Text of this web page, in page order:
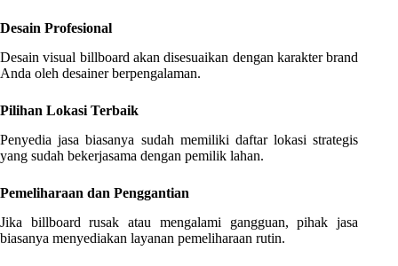
Desain Profesional
Desain visual billboard akan disesuaikan dengan karakter brand
Anda oleh desainer berpengalaman.
Pilihan Lokasi Terbaik
Penyedia jasa biasanya sudah memiliki daftar lokasi strategis
yang sudah bekerjasama dengan pemilik lahan.
Pemeliharaan dan Penggantian
Jika billboard rusak atau mengalami gangguan, pihak jasa
biasanya menyediakan layanan pemeliharaan rutin.